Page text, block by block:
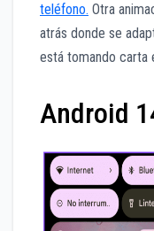
teléfono. Otra
atrás donde se
está tomando carta
Android